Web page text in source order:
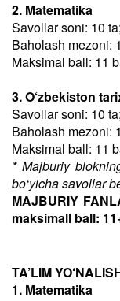
2. Matematika
Savollar soni: 10 ta;
Baholash mezoni:
Maksimal ball: 11
3. O‘zbekiston
Savollar soni: 10 ta;
Baholash mezoni:
Maksimal ball: 11
* Majburiy
bo‘yicha savollar
MAJBURIY
maksimall ball:
TA’LIM
1. Matematika